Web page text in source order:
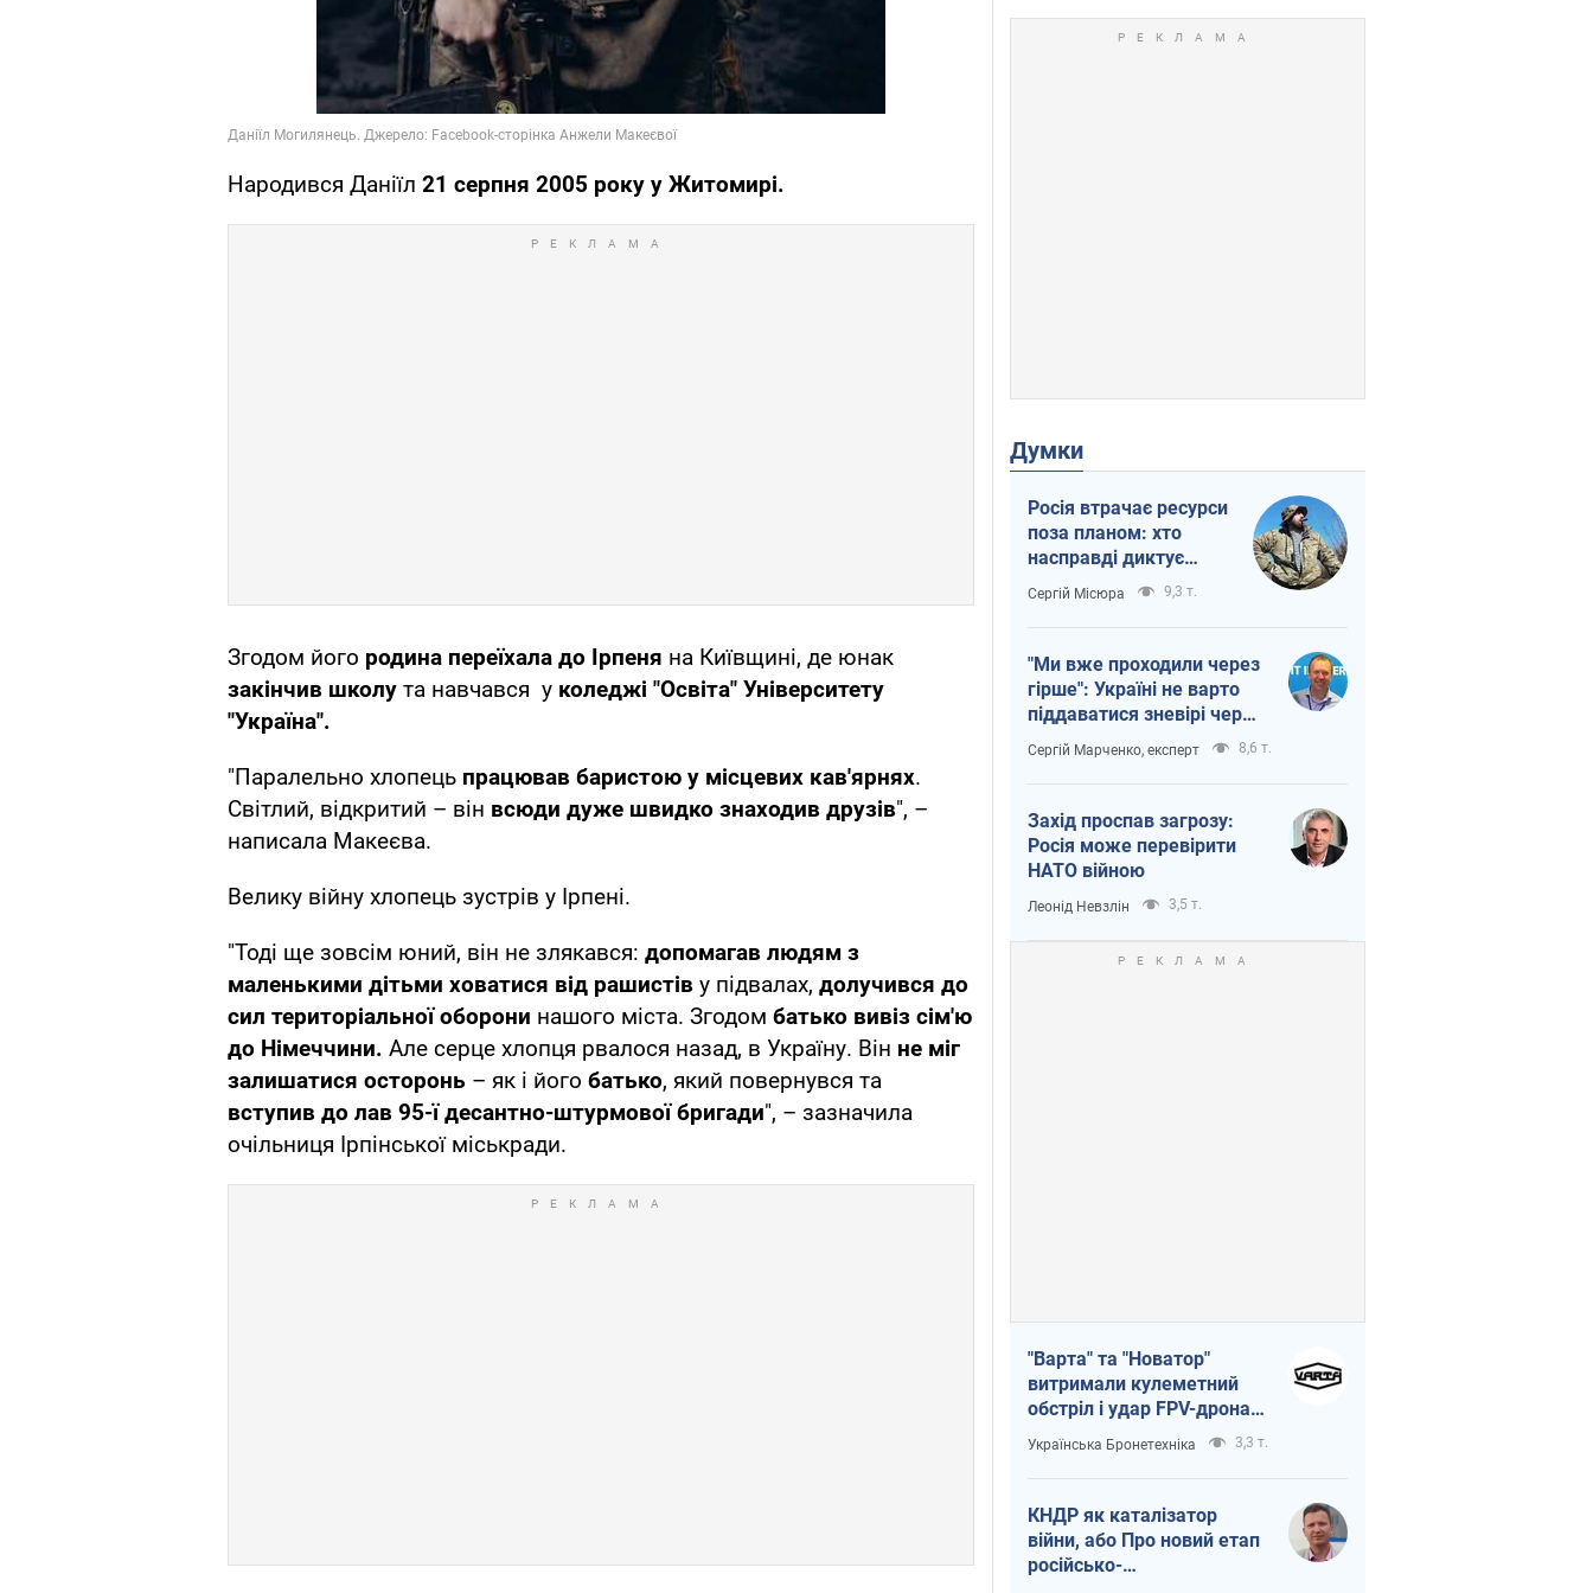
Народився Даніїл 21 серпня 2005 року у Житомирі.
Згодом його родина переїхала до Ірпеня на Київщині, де юнак
закінчив школу та навчався у коледжі "Освіта" Університету
"Україна".
"Паралельно хлопець працював баристою у місцевих кав'ярнях.
Світлий, відкритий – він всюди дуже швидко знаходив друзів", –
написала Макеєва.
Велику війну хлопець зустрів у Ірпені.
"Тоді ще зовсім юний, він не злякався: допомагав людям з
маленькими дітьми ховатися від рашистів у підвалах, долучився до
сил територіальної оборони нашого міста. Згодом батько вивіз сім'ю
до Німеччини. Але серце хлопця рвалося назад, в Україну. Він не міг
залишатися осторонь – як і його батько, який повернувся та
вступив до лав 95-ї десантно-штурмової бригади", – зазначила
очільниця Ірпінської міськради.
Думки
Росія втрачає ресурси
поза планом: хто
насправді диктує
темп війни
Сергій Місюра 9,3 т.
"Ми вже проходили через
гірше": Україні не варто
піддаватися зневірі через
ракетний терор
Сергій Марченко, експерт 8,6 т.
Захід проспав загрозу:
Росія може перевірити
НАТО війною
Леонід Невзлін 3,5 т.
"Варта" та "Новатор"
витримали кулеметний
обстріл і удар FPV-дрона,
врятувавши життя
офіцеру ЗСУ
Українська Бронетехніка 3,3 т.
КНДР як каталізатор
війни, або Про новий етап
російсько-